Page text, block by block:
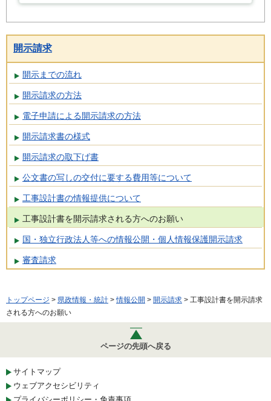
開示請求
開示までの流れ
開示請求の方法
電子申請による開示請求の方法
開示請求書の様式
開示請求の取下げ書
公文書の写しの交付に要する費用等について
工事設計書の情報提供について
工事設計書を開示請求される方へのお願い
国・独立行政法人等への情報公開・個人情報保護開示請求
審査請求
トップページ > 県政情報・統計 >情報公開 > 開示請求 > 工事設計書を開示請求
される方へのお願い
ページの先頭へ戻る
サイトマップ
ウェブアクセシビリティ